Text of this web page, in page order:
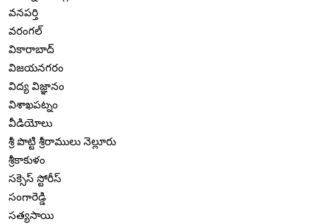
వనపర్తి
వరంగల్
వికారాబాద్
విజయనగరం
విద్య విజ్ఞానం
విశాఖపట్నం
వీడియోలు
శ్రీ పొట్టి శ్రీరాములు నెల్లూరు
శ్రీకాకుళం
సక్సెస్ స్టోరీస్
సంగారెడ్డి
సత్యసాయి